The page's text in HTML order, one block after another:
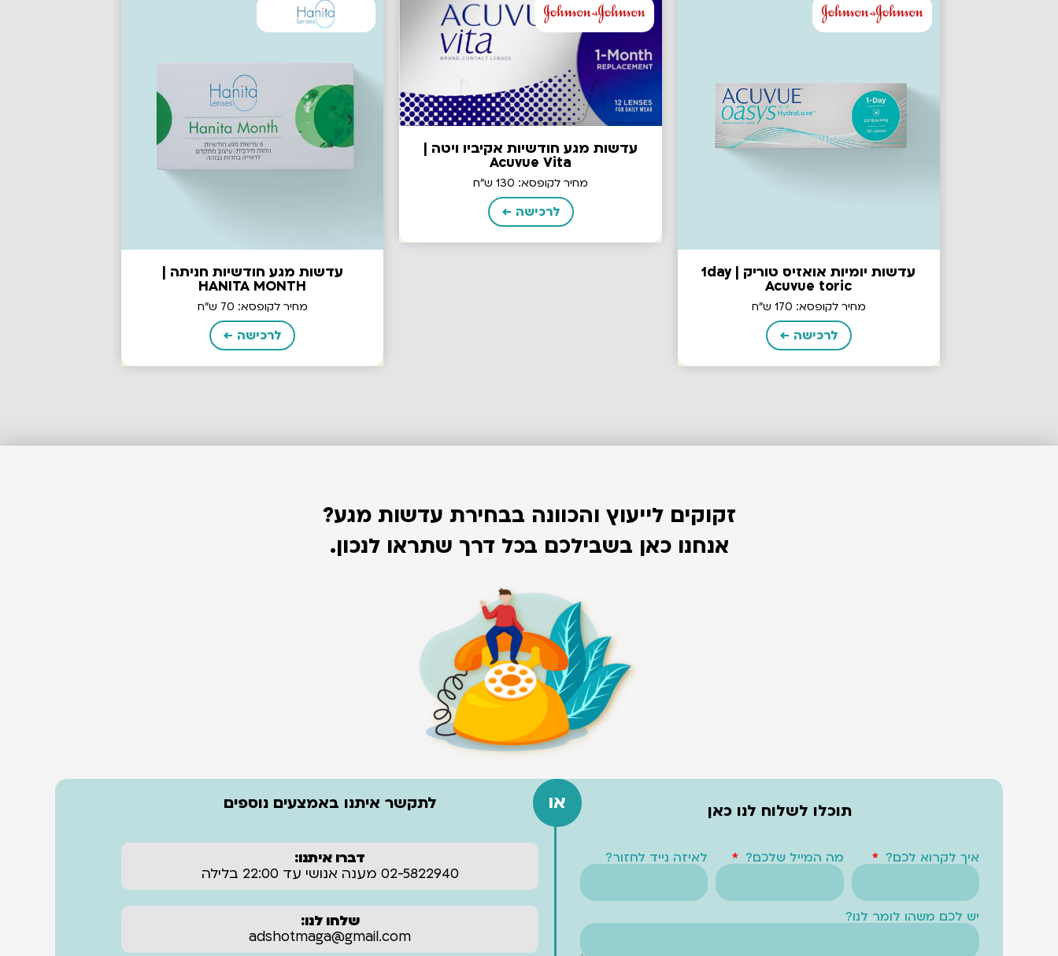
עדשות יומיות אואזיס טוריק | 1day
Acuvue toric
מחיר לקופסא: 170 ש"ח
לרכישה ←
עדשות מגע חודשיות אקיביו ויטה |
Acuvue Vita
מחיר לקופסא: 130 ש"ח
לרכישה ←
עדשות מגע חודשיות חניתה |
HANITA MONTH
מחיר לקופסא: 70 ש"ח
לרכישה ←
זקוקים לייעוץ והכוונה בבחירת עדשות מגע?
אנחנו כאן בשבילכם בכל דרך שתראו לנכון.
תוכלו לשלוח לנו כאן
איך לקרוא לכם? מה המייל שלכם? לאיזה נייד לחזור?
יש לכם משהו לומר לנו?
או לתקשר איתנו באמצעים נוספים
דברו איתנו:
02-5822940 מענה אנושי עד 22:00 בלילה‬‏
שלחו לנו:
‪adshotmaga@gmail.com‬‏